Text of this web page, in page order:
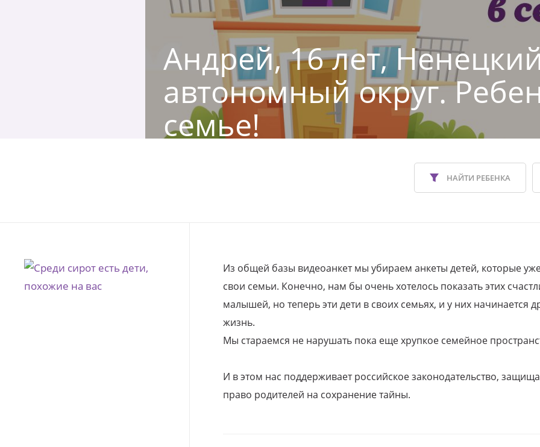
Андрей, 16 лет,
автономный округ.
семье!
НАЙТИ РЕБЕНКА
Из общей базы видеоанкет мы убираем анкеты детей, которые
свои семьи. Конечно, нам бы очень хотелось показать этих
малышей, но теперь эти дети в своих семьях, и у них начинается
жизнь.
Мы стараемся не нарушать пока еще хрупкое семейное
И в этом нас поддерживает российское законодательство,
право родителей на сохранение тайны.